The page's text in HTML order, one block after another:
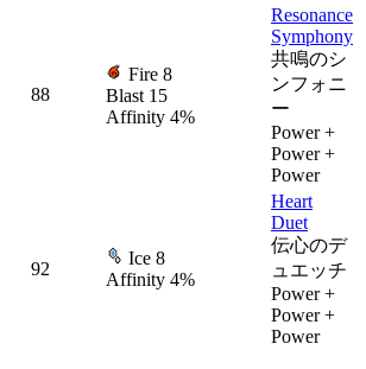
88
Fire 8
Blast 15
Affinity 4%
Resonance
Symphony
共鳴のシ
ンフォニ
ー
Power +
Power +
Power
92
Ice 8
Affinity 4%
Heart
Duet
伝心のデ
ュエッチ
Power +
Power +
Power